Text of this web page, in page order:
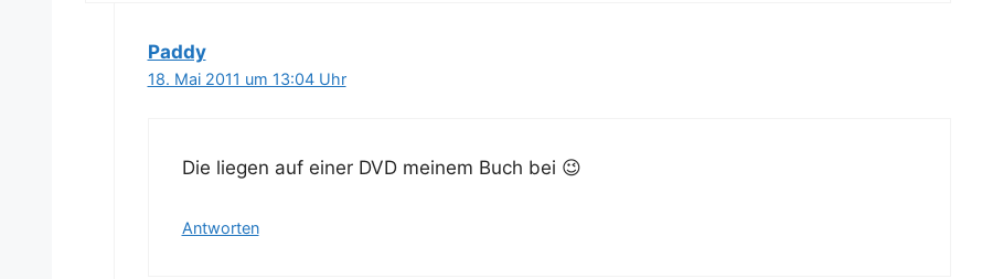
Paddy
18. Mai 2011 um 13:04 Uhr
Die lie­gen auf einer DVD mei­nem Buch bei 😉
Antworten